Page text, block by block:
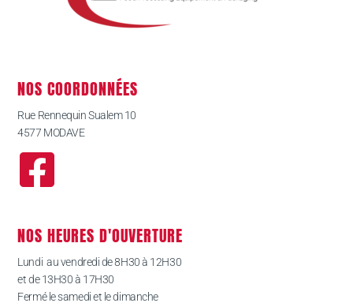
NOS COORDONNÉES
Rue Rennequin Sualem 10
4577 MODAVE
NOS HEURES D'OUVERTURE
Lundi au vendredi de 8H30 à 12H30
et de 13H30 à 17H30
Fermé le samedi et le dimanche